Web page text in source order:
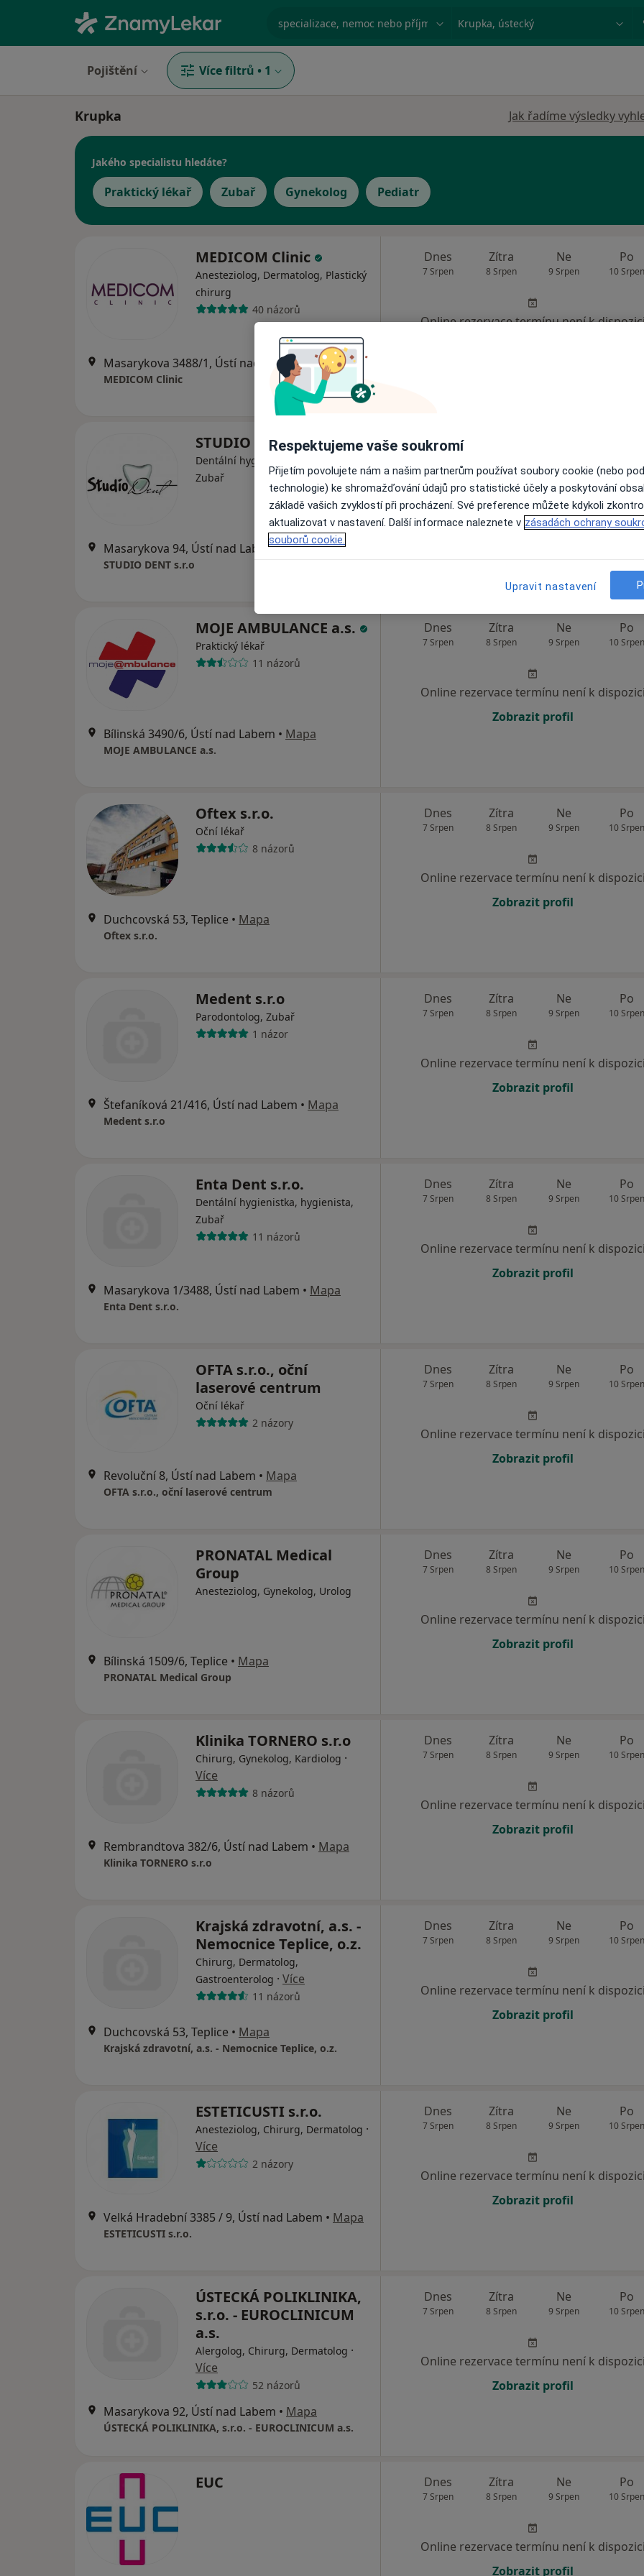
specializace, nemoc nebo příjmení Město nebo region
Pojištění Více filtrů • 1
Krupka Jak řadíme výsledky
Jakého specialistu hledáte?
Praktický lékař Zubař Gynekolog Pediatr
MEDICOM Clinic
Anesteziolog, Dermatolog, Plastický
chirurg
40 názorů
Masarykova 3488/1, Ústí nad Labem•Mapa
MEDICOM Clinic
Dnes
7 Srpen
Zítra
8 Srpen
Ne
9 Srpen
Po
10 Srpen
Online rezervace termínu není k
STUDIO DENT s.r.o
Dentální hygienistka, hygienista,
Zubař
Masarykova 94, Ústí nad Labem•Mapa
STUDIO DENT s.r.o
Dnes
Online rezervace termínu není k
Zobrazit profil
MOJE AMBULANCE a.s.
Praktický lékař
11 názorů
Bílinská 3490/6, Ústí nad Labem • Mapa
MOJE AMBULANCE a.s.
Dnes
7 Srpen
Zítra
8 Srpen
Ne
9 Srpen
Po
10 Srpen
Online rezervace termínu není k dispozici
Zobrazit profil
Oftex s.r.o.
Oční lékař
8 názorů
Duchcovská 53, Teplice • Mapa
Oftex s.r.o.
Dnes
7 Srpen
Zítra
8 Srpen
Ne
9 Srpen
Po
10 Srpen
Online rezervace termínu není k dispozici
Zobrazit profil
Medent s.r.o
Parodontolog, Zubař
1 názor
Štefaníková 21/416, Ústí nad Labem • Mapa
Medent s.r.o
Dnes
7 Srpen
Zítra
8 Srpen
Ne
9 Srpen
Po
10 Srpen
Online rezervace termínu není k dispozici
Zobrazit profil
Enta Dent s.r.o.
Dentální hygienistka, hygienista,
Zubař
11 názorů
Masarykova 1/3488, Ústí nad Labem • Mapa
Enta Dent s.r.o.
Dnes
7 Srpen
Zítra
8 Srpen
Ne
9 Srpen
Po
10 Srpen
Online rezervace termínu není k dispozici
Zobrazit profil
OFTA s.r.o., oční
laserové centrum
Oční lékař
2 názory
Revoluční 8, Ústí nad Labem • Mapa
OFTA s.r.o., oční laserové centrum
Dnes
7 Srpen
Zítra
8 Srpen
Ne
9 Srpen
Po
10 Srpen
Online rezervace termínu není k dispozici
Zobrazit profil
PRONATAL Medical
Group
Anesteziolog, Gynekolog, Urolog
Bílinská 1509/6, Teplice • Mapa
PRONATAL Medical Group
Dnes
7 Srpen
Zítra
8 Srpen
Ne
9 Srpen
Po
10 Srpen
Online rezervace termínu není k dispozici
Zobrazit profil
Klinika TORNERO s.r.o
Chirurg, Gynekolog, Kardiolog ·
Více
8 názorů
Rembrandtova 382/6, Ústí nad Labem • Mapa
Klinika TORNERO s.r.o
Dnes
7 Srpen
Zítra
8 Srpen
Ne
9 Srpen
Po
10 Srpen
Online rezervace termínu není k dispozici
Zobrazit profil
Krajská zdravotní, a.s. -
Nemocnice Teplice, o.z.
Chirurg, Dermatolog,
Gastroenterolog · Více
11 názorů
Duchcovská 53, Teplice • Mapa
Krajská zdravotní, a.s. - Nemocnice Teplice, o.z.
Dnes
7 Srpen
Zítra
8 Srpen
Ne
9 Srpen
Po
10 Srpen
Online rezervace termínu není k dispozici
Zobrazit profil
ESTETICUSTI s.r.o.
Anesteziolog, Chirurg, Dermatolog ·
Více
2 názory
Velká Hradební 3385 / 9, Ústí nad Labem • Mapa
ESTETICUSTI s.r.o.
Dnes
7 Srpen
Zítra
8 Srpen
Ne
9 Srpen
Po
10 Srpen
Online rezervace termínu není k dispozici
Zobrazit profil
ÚSTECKÁ POLIKLINIKA,
s.r.o. - EUROCLINICUM
a.s.
Alergolog, Chirurg, Dermatolog ·
Více
52 názorů
Masarykova 92, Ústí nad Labem • Mapa
ÚSTECKÁ POLIKLINIKA, s.r.o. - EUROCLINICUM a.s.
Dnes
7 Srpen
Zítra
8 Srpen
Ne
9 Srpen
Po
10 Srpen
Online rezervace termínu není k dispozici
Zobrazit profil
EUC Dnes
7 Srpen
Zítra
8 Srpen
Ne
9 Srpen
Po
10 Srpen
Online rezervace termínu není k dispozici
Zobrazit profil
Respektujeme vaše soukromí
Přijetím povolujete nám a našim partnerům používat soubory cookie (nebo
technologie) ke shromažďování údajů pro statistické účely a poskytování
základě vašich zvyklostí při procházení. Své preference můžete kdykoli
aktualizovat v nastavení. Další informace naleznete v zásadách ochrany
souborů cookie.
Upravit nastavení